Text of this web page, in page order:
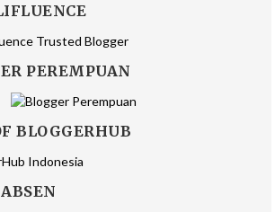
PEREMPUAN
BLOGGERHUB